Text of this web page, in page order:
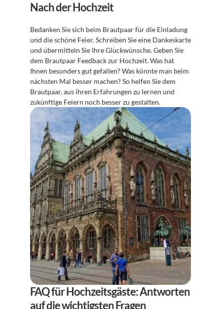
Nach der Hochzeit
Bedanken Sie sich beim Brautpaar für die Einladung
und die schöne Feier. Schreiben Sie eine Dankeskarte
und übermitteln Sie Ihre Glückwünsche. Geben Sie
dem Brautpaar Feedback zur Hochzeit. Was hat
Ihnen besonders gut gefallen? Was könnte man beim
nächsten Mal besser machen? So helfen Sie dem
Brautpaar, aus ihren Erfahrungen zu lernen und
zukünftige Feiern noch besser zu gestalten.
FAQ für Hochzeitsgäste: Antworten
auf die wichtigsten Fragen